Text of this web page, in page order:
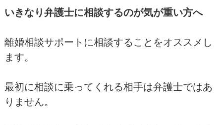
いきなり弁護士に相談するのが気が重い方へ
離婚相談サポートに相談することをオススメし
ます。
最初に相談に乗ってくれる相手は弁護士ではあ
りません。